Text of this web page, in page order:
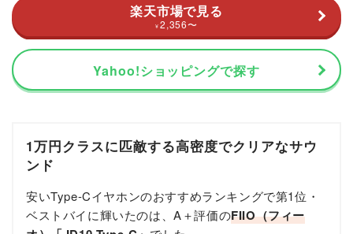
楽天市場で見る
¥ 2,356〜
Yahoo!ショッピングで探す
1万円クラスに匹敵する高密度でクリアなサウ
ンド
安いType-Cイヤホンのおすすめランキングで第1位・
ベストバイに輝いたのは、A＋評価のFIIO（フィー